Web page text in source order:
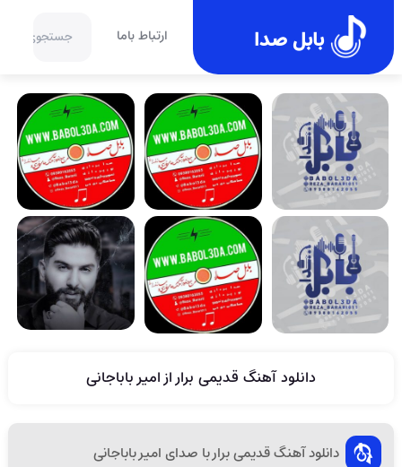
بابل صدا ارتباط باما
دانلود آهنگ قدیمی برار از امیر باباجانی
دانلود آهنگ قدیمی برار با صدای امیر باباجانی